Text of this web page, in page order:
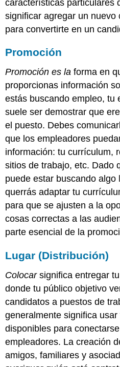
características particulares
significar agregar un
para convertirte en un
Promoción
Promoción es la forma en
proporcionas información
estás buscando empleo, tu
suele ser demostrar que
el puesto. Debes
que los empleadores
información: tu currículum,
sitios de trabajo, etc. Dado
puede estar buscando algo
querrás adaptar tu
para que se ajusten a la
cosas correctas a las
parte esencial de la
Lugar (Distribución)
Colocarsignifica entregar
donde tu público objetivo
candidatos a puestos de
generalmente significa
disponibles para
empleadores. La creación
amigos, familiares y